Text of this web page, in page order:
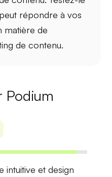
répondre à vos
matière de
de contenu.
Podium
intuitive etdesign